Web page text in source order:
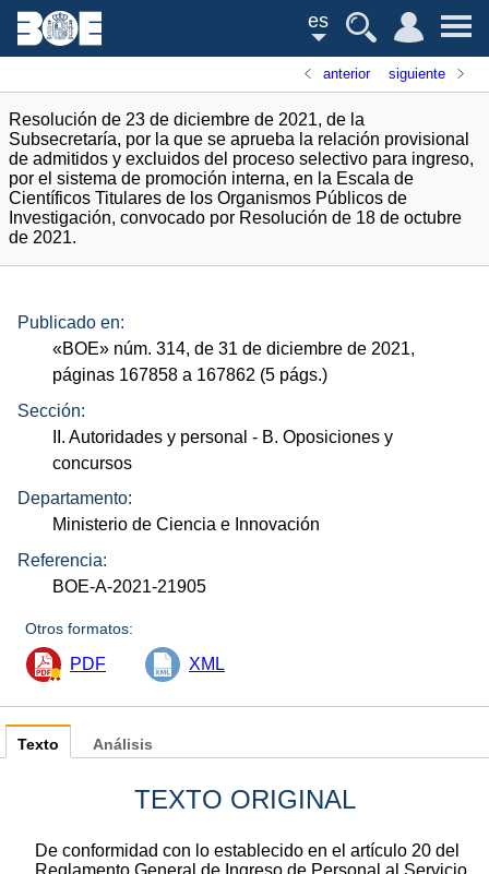
es
anterior siguiente
Resolución de 23 de diciembre de 2021, de la
Subsecretaría, por la que se aprueba la relación provisional
de admitidos y excluidos del proceso selectivo para ingreso,
por el sistema de promoción interna, en la Escala de
Científicos Titulares de los Organismos Públicos de
Investigación, convocado por Resolución de 18 de octubre
de 2021.
Publicado en:
«BOE» núm. 314, de 31 de diciembre de 2021,
páginas 167858 a 167862 (5 págs.)
Sección:
II. Autoridades y personal - B. Oposiciones y
concursos
Departamento:
Ministerio de Ciencia e Innovación
Referencia:
BOE-A-2021-21905
Otros formatos:
PDF XML
Texto
TEXTO ORIGINAL
De conformidad con lo establecido en el artículo 20 del
Reglamento General de Ingreso de Personal al Servicio
Análisis